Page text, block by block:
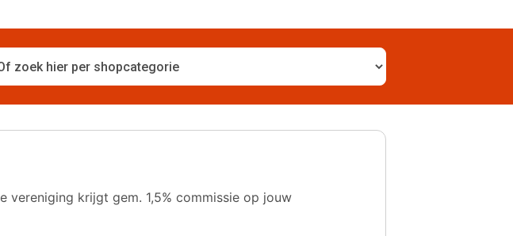
krijgt gem. 1,5% commissie op jouw